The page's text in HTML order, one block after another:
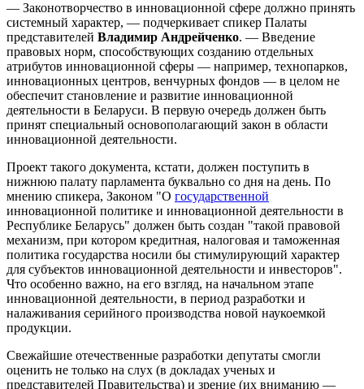
— Законотворчество в инновационной сфере должно принять
системный характер, — подчеркивает спикер Палаты
представителей Владимир Андрейченко. — Введение
правовых норм, способствующих созданию отдельных
атрибутов инновационной сферы — например, технопарков,
инновационных центров, венчурных фондов — в целом не
обеспечит становление и развитие инновационной
деятельности в Беларуси. В первую очередь должен быть
принят специальный основополагающий закон в области
инновационной деятельности.
Проект такого документа, кстати, должен поступить в
нижнюю палату парламента буквально со дня на день. По
мнению спикера, Законом "О государственной
инновационной политике и инновационной деятельности в
Республике Беларусь" должен быть создан "такой правовой
механизм, при котором кредитная, налоговая и таможенная
политика государства носили бы стимулирующий характер
для субъектов инновационной деятельности и инвесторов".
Что особенно важно, на его взгляд, на начальном этапе
инновационной деятельности, в период разработки и
налаживания серийного производства новой наукоемкой
продукции.
Свежайшие отечественные разработки депутаты смогли
оценить не только на слух (в докладах ученых и
представителей Правительства) и зрение (их вниманию —